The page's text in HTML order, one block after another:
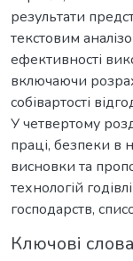
результати
текстовим
ефективності
включаючи
собівартості
У четвертому
праці, безпеки в
висновки та
технологій
господарств,
Ключові слова